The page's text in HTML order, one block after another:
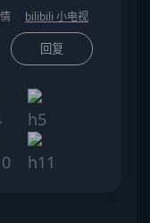
bilibili 小电视
回复